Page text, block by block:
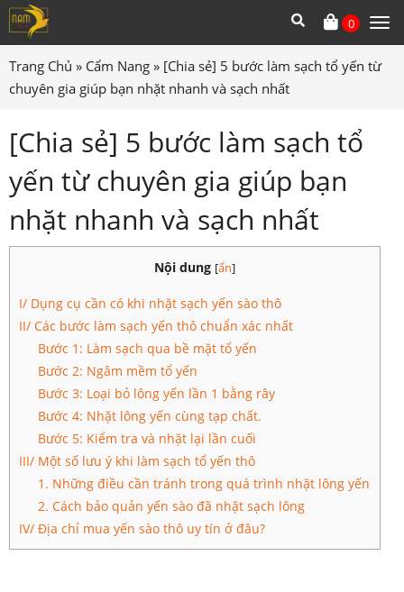
0
Trang Chủ » Cẩm Nang » [Chia sẻ] 5 bước làm sạch tổ yến từ
chuyên gia giúp bạn nhặt nhanh và sạch nhất
[Chia sẻ] 5 bước làm sạch tổ
yến từ chuyên gia giúp bạn
nhặt nhanh và sạch nhất
Nội dung [ẩn]
I/ Dụng cụ cần có khi nhặt sạch yến sào thô
II/ Các bước làm sạch yến thô chuẩn xác nhất
Bước 1: Làm sạch qua bề mặt tổ yến
Bước 2: Ngâm mềm tổ yến
Bước 3: Loại bỏ lông yến lần 1 bằng rây
Bước 4: Nhặt lông yến cùng tạp chất.
Bước 5: Kiểm tra và nhặt lại lần cuối
III/ Một số lưu ý khi làm sạch tổ yến thô
1. Những điều cần tránh trong quá trình nhặt lông yến
2. Cách bảo quản yến sào đã nhặt sạch lông
IV/ Địa chỉ mua yến sào thô uy tín ở đâu?